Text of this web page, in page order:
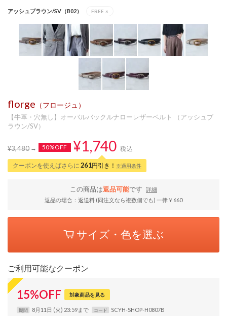
アッシュブラウン/SV（B02） FREE ×
florge （フロージュ）
【牛革・穴無し】オーバルバックルナローレザーベルト （アッシュブ
ラウン/SV）
¥3,480 50%OFF ¥1,740 税込
クーポンを使えばさらに 261円引き！ ※適用条件
この商品は返品可能です
詳細
返品の場合：返送料 (同注文なら複数個でも) 一律￥660
サイズ・色を選ぶ
ご利用可能なクーポン
15%OFF 対象商品を見る
期間 8月11日 (火) 23:59まで コード SCYH-SHOP-H0807B